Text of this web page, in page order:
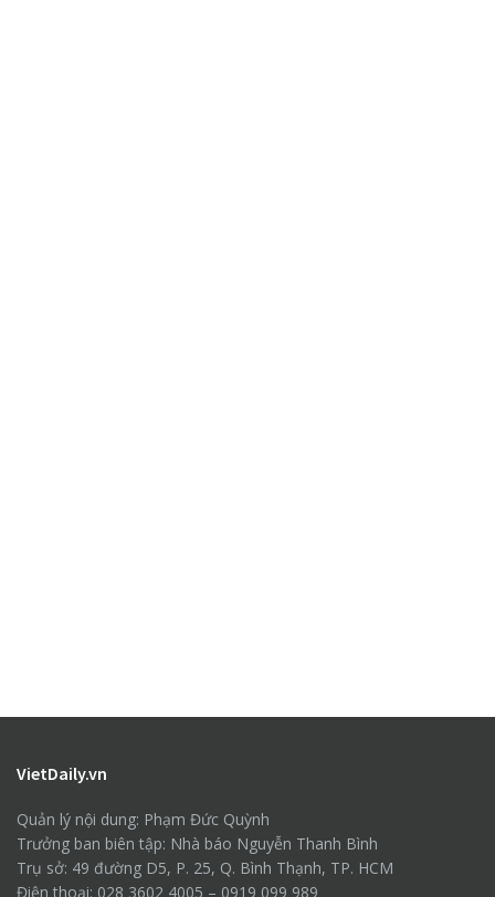
VietDaily.vn
Quản lý nội dung: Phạm Đức Quỳnh
Trưởng ban biên tập: Nhà báo Nguyễn Thanh Bình
Trụ sở: 49 đường D5, P. 25, Q. Bình Thạnh, TP. HCM
Điện thoại: 028 3602 4005 – 0919 099 989